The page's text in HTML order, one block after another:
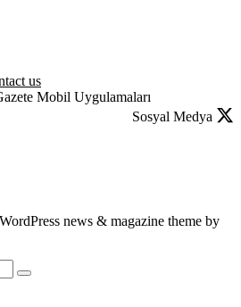
us
Mobil Uygulamaları
Sosyal Medya
news & magazine theme by